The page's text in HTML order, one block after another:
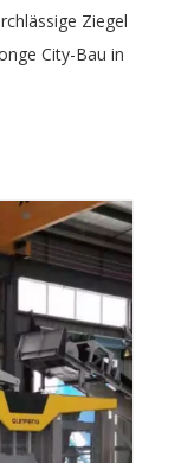
Ziegel
City-Bau in